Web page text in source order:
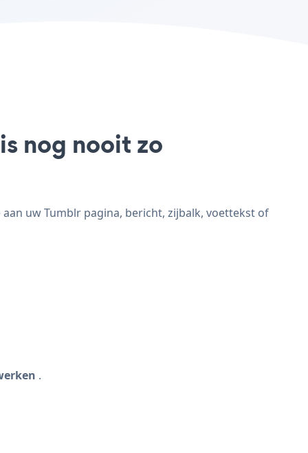
nog nooit zo
uw Tumblr pagina, bericht, zijbalk, voettekst of
.